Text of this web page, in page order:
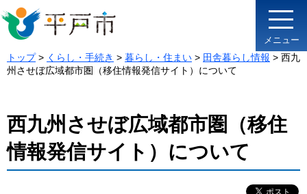
メニュー
トップ> くらし・手続き > 暮らし・住まい > 田舎暮らし情報 > 西九
州させぼ広域都市圏（移住情報発信サイト）について
西九州させぼ広域都市圏（移住
情報発信サイト）について